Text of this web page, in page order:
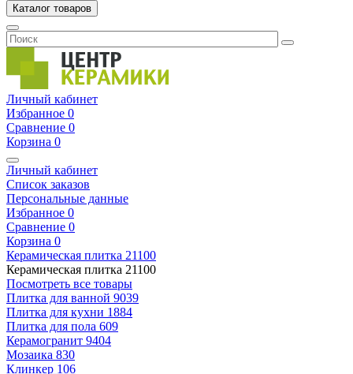
Каталог товаров
Личный кабинет
Избранное 0
Сравнение 0
Корзина 0
Личный кабинет
Список заказов
Персональные данные
Избранное 0
Сравнение 0
Корзина 0
Керамическая плитка 21100
Керамическая плитка 21100
Посмотреть все товары
Плитка для ванной 9039
Плитка для кухни 1884
Плитка для пола 609
Керамогранит 9404
Мозаика 830
Клинкер 106